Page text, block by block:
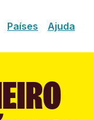
Países Ajuda